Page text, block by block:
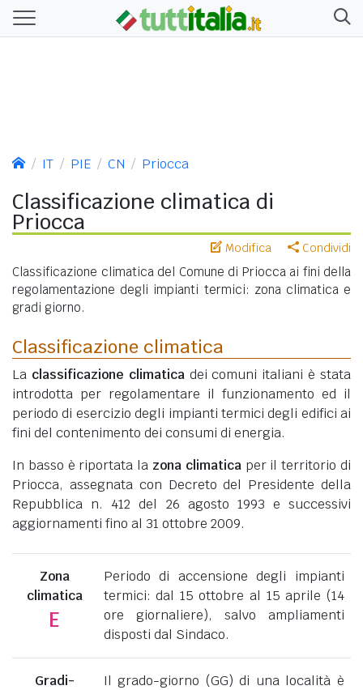
IT PIE CN Priocca
Classificazione climatica di
Priocca
Modifica Condividi
Classificazione climatica del Comune di Priocca ai fini della
regolamentazione degli impianti termici: zona climatica e
gradi giorno.
Classificazione climatica
La classificazione climaticadei comuni italiani è stata
introdotta per regolamentare il funzionamento ed il
periodo di esercizio degli impianti termici degli edifici ai
fini del contenimento dei consumi di energia.
In basso è riportata la zona climaticaper il territorio di
Priocca, assegnata con Decreto del Presidente della
Repubblica n. 412 del 26 agosto 1993 e successivi
aggiornamenti fino al 31 ottobre 2009.
Zona
climatica
E
Periodo di accensione degli impianti
termici: dal 15 ottobre al 15 aprile (14
ore giornaliere), salvo ampliamenti
disposti dal Sindaco.
Gradi-
Il grado-giorno (GG) di una località è